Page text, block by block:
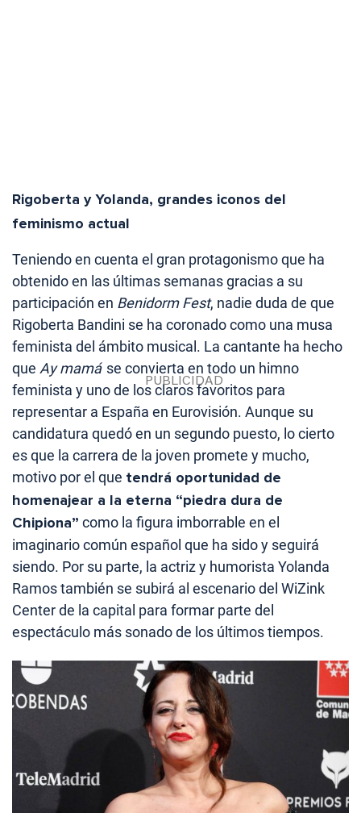
Rigoberta y Yolanda, grandes iconos del
feminismo actual
Teniendo en cuenta el gran protagonismo que ha
obtenido en las últimas semanas gracias a su
participación en Benidorm Fest, nadie duda de que
Rigoberta Bandini se ha coronado como una musa
feminista del ámbito musical. La cantante ha hecho
que Ay mamá se convierta en todo un himno
feminista y uno de los claros favoritos para
representar a España en Eurovisión. Aunque su
candidatura quedó en un segundo puesto, lo cierto
es que la carrera de la joven promete y mucho,
motivo por el que tendrá oportunidad de
homenajear a la eterna “piedra dura de
Chipiona” como la figura imborrable en el
imaginario común español que ha sido y seguirá
siendo. Por su parte, la actriz y humorista Yolanda
Ramos también se subirá al escenario del WiZink
Center de la capital para formar parte del
espectáculo más sonado de los últimos tiempos.